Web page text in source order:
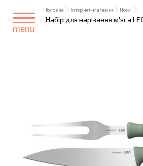
menu
Головна Інтернет-магазин Ножі
Набір для нарізання м'яса